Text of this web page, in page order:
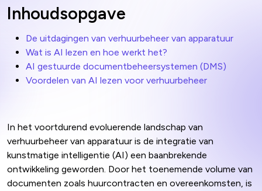
Inhoudsopgave
De uitdagingen van verhuurbeheer van apparatuur
Wat is AI lezen en hoe werkt het?
AI gestuurde documentbeheersystemen (DMS)
Voordelen van AI lezen voor verhuurbeheer
In het voortdurend evoluerende landschap van
verhuurbeheer van apparatuur is de integratie van
kunstmatige intelligentie (AI) een baanbrekende
ontwikkeling geworden. Door het toenemende volume van
documenten zoals huurcontracten en overeenkomsten, is